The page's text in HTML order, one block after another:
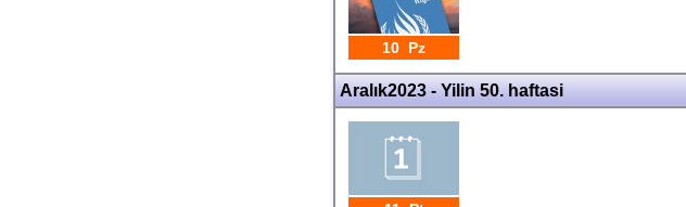
10 Pz
Aralık2023 - Yilin 50. haftasi